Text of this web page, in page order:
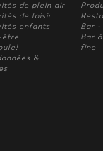
de plein air
de loisir
enfants
être
&
Bar -
Bar
fine